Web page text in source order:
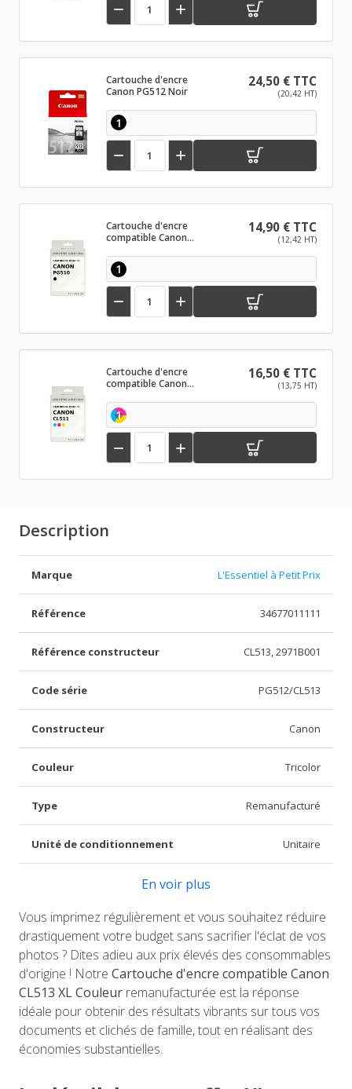
 
Cartouche d'encre
Canon PG512 Noir
24,50 € TTC
(20,42 HT)
1
 
Cartouche d'encre
compatible Canon
14,90 € TTC
(12,42 HT)
1
 
Cartouche d'encre
compatible Canon
16,50 € TTC
(13,75 HT)
1
 
Description
Marque L'Essentiel à Petit Prix
Référence 34677011111
Référence constructeur CL513, 2971B001
Code série PG512/CL513
Constructeur Canon
Couleur Tricolor
Type Remanufacturé
Unité de conditionnement Unitaire
En voir plus
Vous imprimez régulièrement et vous souhaitez réduire
drastiquement votre budget sans sacrifier l'éclat de vos
photos ? Dites adieu aux prix élevés des consommables
d'origine ! Notre Cartouche d'encre compatible Canon
CL513 XL Couleur remanufacturée est la réponse
idéale pour obtenir des résultats vibrants sur tous vos
documents et clichés de famille, tout en réalisant des
économies substantielles.